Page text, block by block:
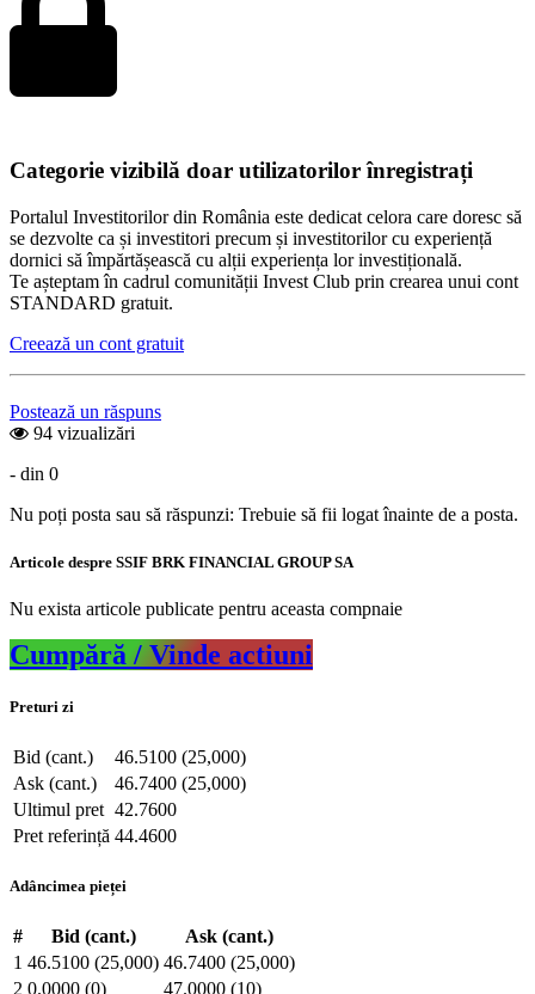
Categorie vizibilă doar utilizatorilor înregistrați
Portalul Investitorilor din România este dedicat celora care doresc să
se dezvolte ca și investitori precum și investitorilor cu experiență
dornici să împărtășească cu alții experiența lor investițională.
Te așteptam în cadrul comunității Invest Club prin crearea unui cont
STANDARD gratuit.
Creează un cont gratuit
Postează un răspuns
94 vizualizări
- din 0
Nu poți posta sau să răspunzi: Trebuie să fii logat înainte de a posta.
Articole despre SSIF BRK FINANCIAL GROUP SA
Nu exista articole publicate pentru aceasta compnaie
Cumpără / Vinde actiuni
Preturi zi
Bid (cant.)
46.5100 (25,000)
Ask (cant.)
46.7400 (25,000)
Ultimul pret 42.7600
Pret referință 44.4600
Adâncimea pieței
# Bid (cant.)
Ask (cant.)
1 46.5100 (25,000) 46.7400 (25,000)
2 0.0000 (0)
47.0000 (10)